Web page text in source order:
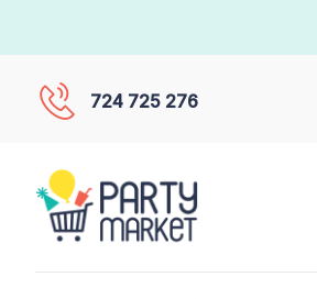
724 725 276